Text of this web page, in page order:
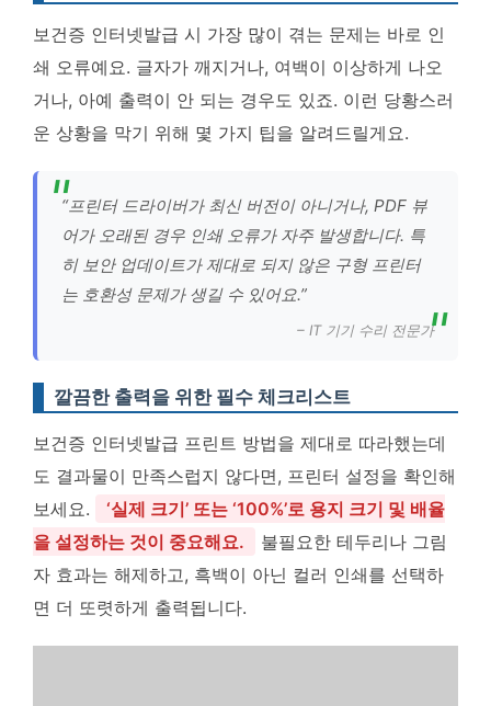
보건증 인터넷발급 시 가장 많이 겪는 문제는 바로 인
쇄 오류예요. 글자가 깨지거나, 여백이 이상하게 나오
거나, 아예 출력이 안 되는 경우도 있죠. 이런 당황스러
운 상황을 막기 위해 몇 가지 팁을 알려드릴게요.
“프린터 드라이버가 최신 버전이 아니거나, PDF 뷰
어가 오래된 경우 인쇄 오류가 자주 발생합니다. 특
히 보안 업데이트가 제대로 되지 않은 구형 프린터
는 호환성 문제가 생길 수 있어요.”
– IT 기기 수리 전문가
깔끔한 출력을 위한 필수 체크리스트
보건증 인터넷발급 프린트 방법을 제대로 따라했는데
도 결과물이 만족스럽지 않다면, 프린터 설정을 확인해
보세요.
‘실제 크기’ 또는 ‘100%’로 용지 크기 및 배율
을 설정하는 것이 중요해요.
불필요한 테두리나 그림
자 효과는 해제하고, 흑백이 아닌 컬러 인쇄를 선택하
면 더 또렷하게 출력됩니다.